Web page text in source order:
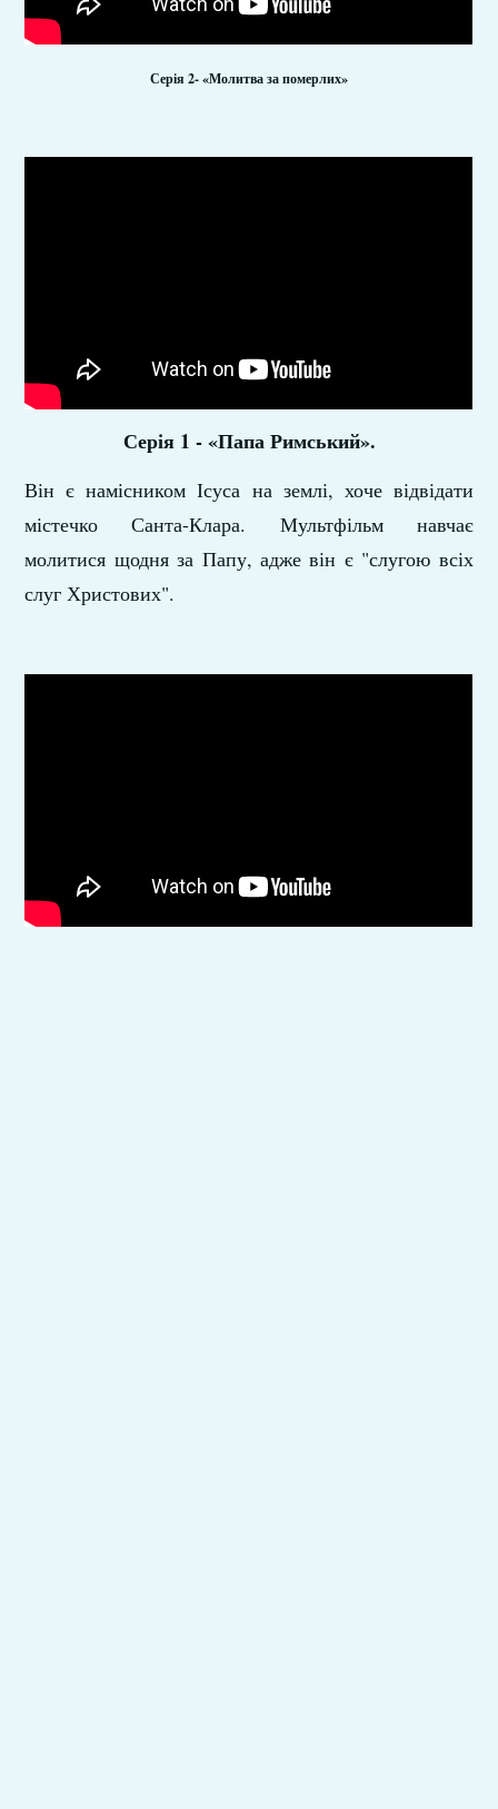
Серія 2-«Молитва за померлих»
Серія 1 - «Папа Римський».
Він є намісником Ісуса на землі, хоче відвідати
містечко Санта-Клара. Мультфільм навчає
молитися щодня за Папу, адже він є "слугою всіх
слуг Христових".